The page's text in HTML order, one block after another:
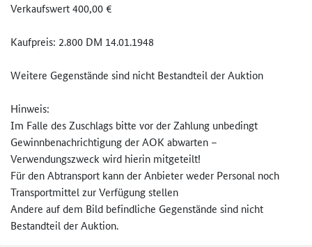
Verkaufswert 400,00 €
Kaufpreis: 2.800 DM 14.01.1948
Weitere Gegenstände sind nicht Bestandteil der Auktion
Hinweis:
Im Falle des Zuschlags bitte vor der Zahlung unbedingt
Gewinnbenachrichtigung der AOK abwarten –
Verwendungszweck wird hierin mitgeteilt!
Für den Abtransport kann der Anbieter weder Personal noch
Transportmittel zur Verfügung stellen
Andere auf dem Bild befindliche Gegenstände sind nicht
Bestandteil der Auktion.